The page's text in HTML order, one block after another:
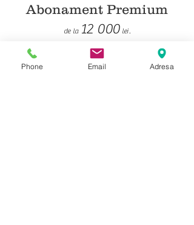
Abonament Premium
de la 12 000 lei.
Phone Email Adresa